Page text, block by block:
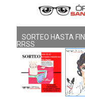
SORTEO HASTA
RRSS
NUEVA